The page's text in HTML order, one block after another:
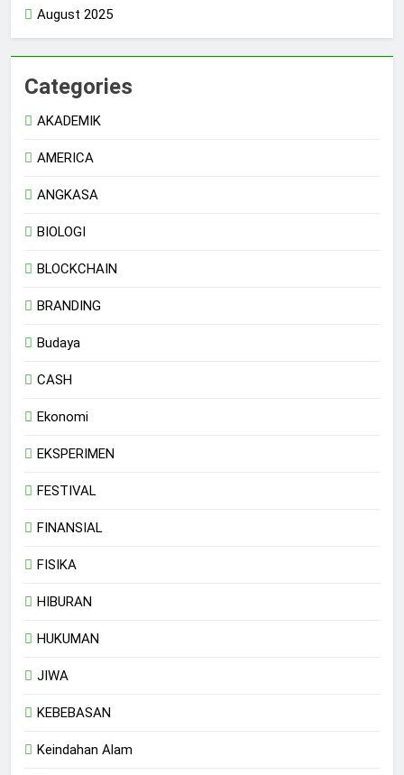
August 2025
Categories
AKADEMIK
AMERICA
ANGKASA
BIOLOGI
BLOCKCHAIN
BRANDING
Budaya
CASH
Ekonomi
EKSPERIMEN
FESTIVAL
FINANSIAL
FISIKA
HIBURAN
HUKUMAN
JIWA
KEBEBASAN
Keindahan Alam